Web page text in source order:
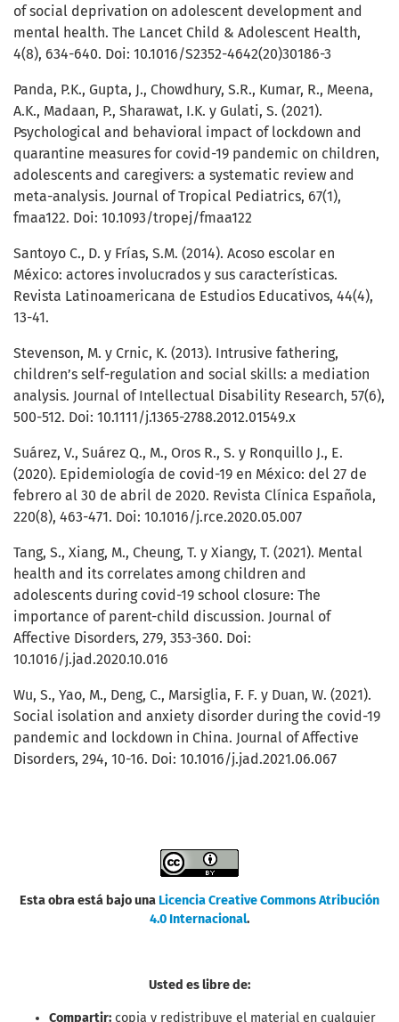
of social deprivation on adolescent development and
mental health. The Lancet Child & Adolescent Health,
4(8), 634-640. Doi: 10.1016/S2352-4642(20)30186-3
Panda, P.K., Gupta, J., Chowdhury, S.R., Kumar, R., Meena,
A.K., Madaan, P., Sharawat, I.K. y Gulati, S. (2021).
Psychological and behavioral impact of lockdown and
quarantine measures for covid-19 pandemic on children,
adolescents and caregivers: a systematic review and
meta-analysis. Journal of Tropical Pediatrics, 67(1),
fmaa122. Doi: 10.1093/tropej/fmaa122
Santoyo C., D. y Frías, S.M. (2014). Acoso escolar en
México: actores involucrados y sus características.
Revista Latinoamericana de Estudios Educativos, 44(4),
13-41.
Stevenson, M. y Crnic, K. (2013). Intrusive fathering,
children’s self-regulation and social skills: a mediation
analysis. Journal of Intellectual Disability Research, 57(6),
500-512. Doi: 10.1111/j.1365-2788.2012.01549.x
Suárez, V., Suárez Q., M., Oros R., S. y Ronquillo J., E.
(2020). Epidemiología de covid-19 en México: del 27 de
febrero al 30 de abril de 2020. Revista Clínica Española,
220(8), 463-471. Doi: 10.1016/j.rce.2020.05.007
Tang, S., Xiang, M., Cheung, T. y Xiangy, T. (2021). Mental
health and its correlates among children and
adolescents during covid-19 school closure: The
importance of parent-child discussion. Journal of
Affective Disorders, 279, 353-360. Doi:
10.1016/j.jad.2020.10.016
Wu, S., Yao, M., Deng, C., Marsiglia, F. F. y Duan, W. (2021).
Social isolation and anxiety disorder during the covid-19
pandemic and lockdown in China. Journal of Affective
Disorders, 294, 10-16. Doi: 10.1016/j.jad.2021.06.067
Esta obra está bajo una Licencia Creative Commons Atribución
4.0 Internacional.
Usted es libre de:
Compartir: copia y redistribuye el material en cualquier